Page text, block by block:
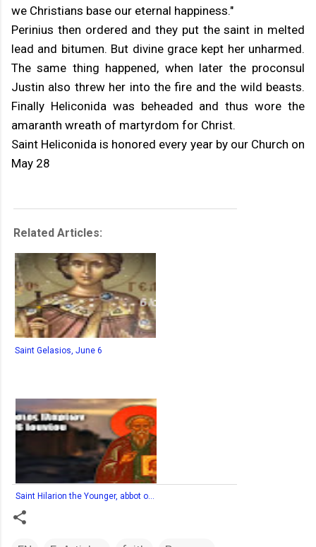
we Christians base our eternal happiness."
Perinius then ordered and they put the saint in melted
lead and bitumen. But divine grace kept her unharmed.
The same thing happened, when later the proconsul
Justin also threw her into the fire and the wild beasts.
Finally Heliconida was beheaded and thus wore the
amaranth wreath of martyrdom for Christ.
Saint Heliconida is honored every year by our Church on
May 28
Related Articles:
Saint Gelasios, June 6
Saint Hilarion the Younger, abbot o...